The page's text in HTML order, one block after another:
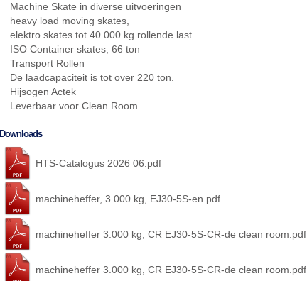
Machine Skate in diverse uitvoeringen
heavy load moving skates,
elektro skates tot 40.000 kg rollende last
ISO Container skates, 66 ton
Transport Rollen
De laadcapaciteit is tot over 220 ton.
Hijsogen Actek
Leverbaar voor Clean Room
Downloads
HTS-Catalogus 2026 06.pdf
machineheffer, 3.000 kg, EJ30-5S-en.pdf
machineheffer 3.000 kg, CR EJ30-5S-CR-de clean room.pdf
machineheffer 3.000 kg, CR EJ30-5S-CR-de clean room.pdf